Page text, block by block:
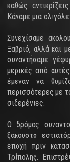
καθώς
Κάναμε μια
Συνεχίσαμε
Ξαβριό, αλλά και
συναντήσαμε
μερικές από
έμεναν να
περισσότερες με
σιδερένιες.
Ο δρόμος
ξακουστό
εποχή πριν
Τρίπολης.